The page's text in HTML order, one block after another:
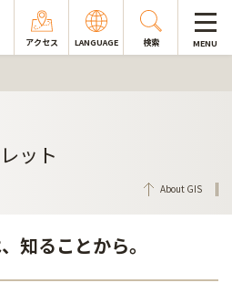
アクセス LANGUAGE 検索 MENU
ット
About GIS
知ることから。